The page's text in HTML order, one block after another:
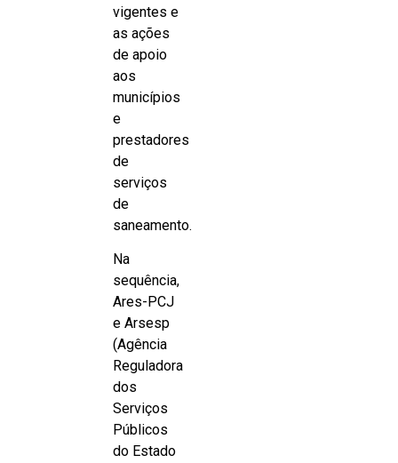
vigentes e
as ações
de apoio
aos
municípios
e
prestadores
de
serviços
de
saneamento.
Na
sequência,
Ares-PCJ
e Arsesp
(Agência
Reguladora
dos
Serviços
Públicos
do Estado